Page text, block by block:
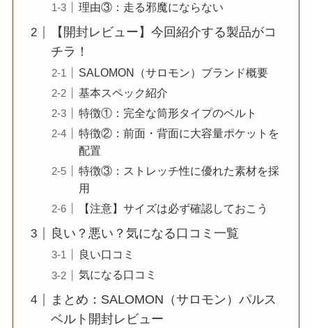
理由③：走る邪魔にならない
【開封レビュー】今回紹介する製品がコ
チラ！
SALOMON（サロモン）ブランド概要
基本スペック紹介
特徴①：完全な筒形タイプのベルト
特徴②：前面・背面に大容量ポケットを
配置
特徴③：ストレッチ性に優れた素材を採
用
【注意】サイズは必ず確認しておこう
良い？悪い？気になる口コミ一覧
良い口コミ
気になる口コミ
まとめ：SALOMON（サロモン）パルス
ベルト開封レビュー